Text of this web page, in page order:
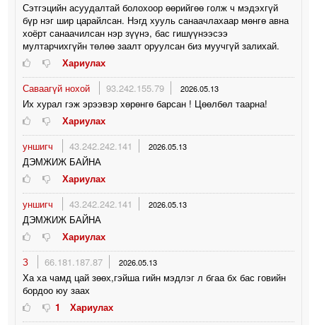
Сэтгэцийн асуудалтай болохоор өөрийгөө голж ч мэдэхгүй
бүр нэг шир царайлсан. Нэгд хууль санаачлахаар мөнгө авна
хоёрт санаачилсан нэр зүүнэ, бас гишүүнээсээ
мултарчихгүйн төлөө заалт оруулсан биз муучгүй залихай.
Хариулах
Саваагүй нохой
93.242.155.79 2026.05.13
Их хурал гэж эрээвэр хөрөнгө барсан ! Цөөлбөл таарна!
Хариулах
уншигч
43.242.242.141 2026.05.13
ДЭМЖИЖ БАЙНА
Хариулах
уншигч
43.242.242.141 2026.05.13
ДЭМЖИЖ БАЙНА
Хариулах
З
66.181.187.87 2026.05.13
Ха ха чамд цай зөөх,гэйша гийн мэдлэг л бгаа бх бас говийн
бордоо юу заах
1
Хариулах